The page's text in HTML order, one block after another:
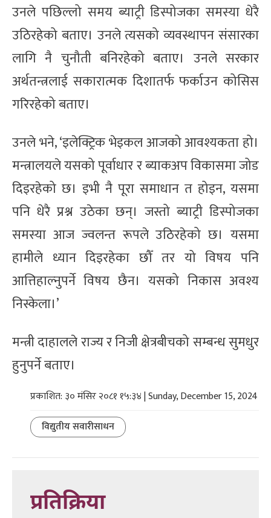
उनले पछिल्लो समय ब्याट्री डिस्पोजका समस्या धेरै
उठिरहेको बताए। उनले त्यसको व्यवस्थापन संसारका
लागि नै चुनौती बनिरहेको बताए। उनले सरकार
अर्थतन्त्रलाई सकारात्मक दिशातर्फ फर्काउन कोसिस
गरिरहेको बताए।
उनले भने, ‘इलेक्ट्रिक भेइकल आजको आवश्यकता हो।
मन्त्रालयले यसको पूर्वाधार र ब्याकअप विकासमा जोड
दिइरहेको छ। इभी नै पूरा समाधान त होइन, यसमा
पनि धेरै प्रश्न उठेका छन्। जस्तो ब्याट्री डिस्पोजका
समस्या आज ज्वलन्त रूपले उठिरहेको छ। यसमा
हामीले ध्यान दिइरहेका छौँ तर यो विषय पनि
आत्तिहाल्नुपर्ने विषय छैन। यसको निकास अवश्य
निस्केला।’
मन्त्री दाहालले राज्य र निजी क्षेत्रबीचको सम्बन्ध सुमधुर
हुनुपर्ने बताए।
प्रकाशित: ३० मंसिर २०८१ १५:३४ | Sunday, December 15, 2024
विद्युतीय सवारीसाधन
प्रतिक्रिया